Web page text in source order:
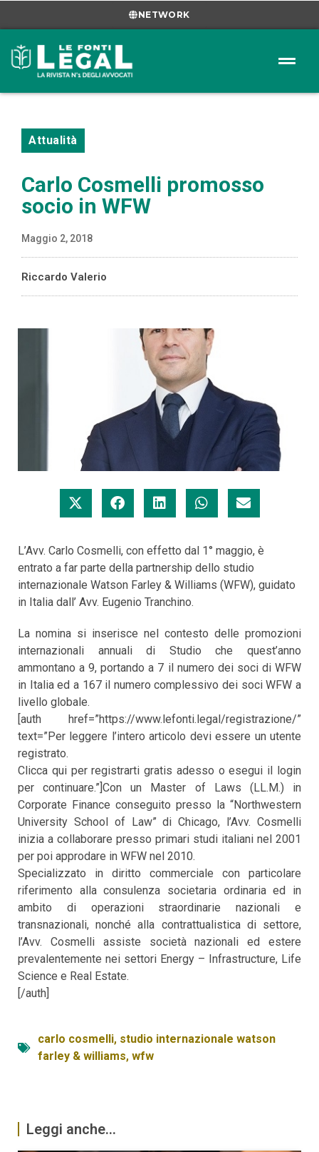
NETWORK
Attualità
Carlo Cosmelli promosso
socio in WFW
Maggio 2, 2018
Riccardo Valerio
L’Avv. Carlo Cosmelli, con effetto dal 1° maggio, è
entrato a far parte della partnership dello studio
internazionale Watson Farley & Williams (WFW), guidato
in Italia dall’ Avv. Eugenio Tranchino.
La nomina si inserisce nel contesto delle promozioni
internazionali annuali di Studio che quest’anno
ammontano a 9, portando a 7 il numero dei soci di WFW
in Italia ed a 167 il numero complessivo dei soci WFW a
livello globale.
[auth href=”https://www.lefonti.legal/registrazione/”
text=”Per leggere l’intero articolo devi essere un utente
registrato.
Clicca qui per registrarti gratis adesso o esegui il login
per continuare.”]Con un Master of Laws (LL.M.) in
Corporate Finance conseguito presso la “Northwestern
University School of Law” di Chicago, l’Avv. Cosmelli
inizia a collaborare presso primari studi italiani nel 2001
per poi approdare in WFW nel 2010.
Specializzato in diritto commerciale con particolare
riferimento alla consulenza societaria ordinaria ed in
ambito di operazioni straordinarie nazionali e
transnazionali, nonché alla contrattualistica di settore,
l’Avv. Cosmelli assiste società nazionali ed estere
prevalentemente nei settori Energy – Infrastructure, Life
Science e Real Estate.
[/auth]
carlo cosmelli, studio internazionale watson
farley & williams, wfw
Leggi anche...